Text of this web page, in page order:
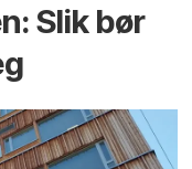
Slik bør